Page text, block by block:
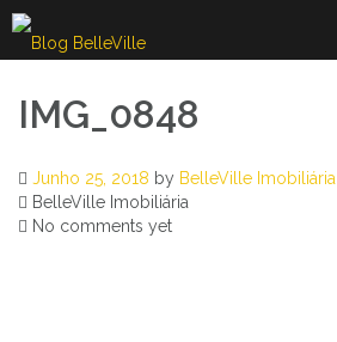
Skip
to
content
IMG_0848
Junho 25, 2018 by BelleVille Imobiliária
BelleVille Imobiliária
No comments yet